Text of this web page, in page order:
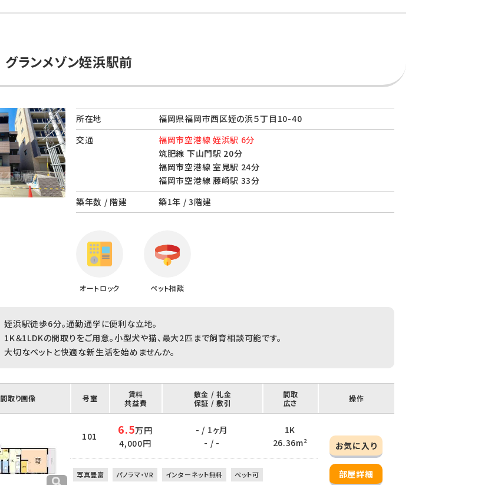
グランメゾン姪浜駅前
所在地
福岡県福岡市西区姪の浜５丁目10-40
交通
福岡市空港線 姪浜駅 6分
筑肥線 下山門駅 20分
福岡市空港線 室見駅 24分
福岡市空港線 藤崎駅 33分
築年数 / 階建
築1年 / 3階建
オートロック ペット相談
姪浜駅徒歩6分。通勤通学に便利な立地。
1K＆1LDKの間取りをご用意。小型犬や猫、最大2匹まで飼育相談可能です。
大切なペットと快適な新生活を始めませんか。
間取り画像 号室
賃料
共益費
敷金 / 礼金
保証 / 敷引
間取
広さ
操作
101 6.5万円
4,000円
- / 1ヶ月
- / -
1K
26.36m²
お気に入り
部屋詳細
写真豊富 パノラマ・VR インターネット無料
ペット可